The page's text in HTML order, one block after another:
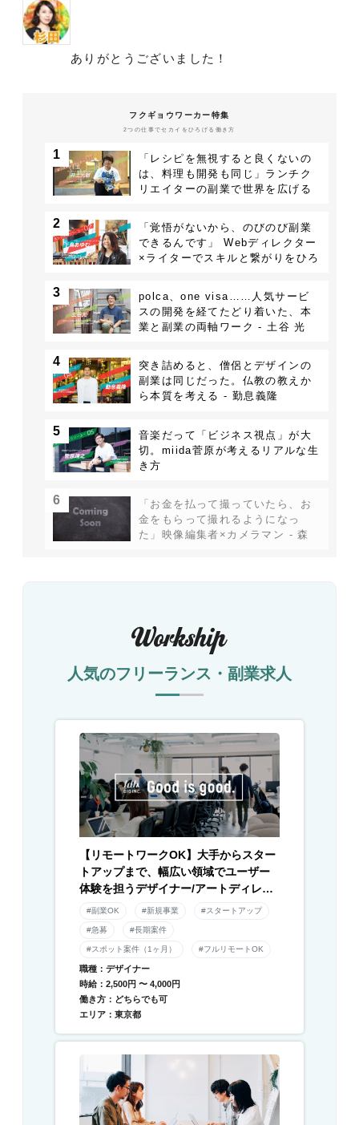
ありがとうございました！
フクギョウワーカー特集
2つの仕事でセカイをひろげる働き方
1
「レシピを無視すると良くないの
は、料理も開発も同じ」ランチク
リエイターの副業で世界を広げる
2
「覚悟がないから、のびのび副業
できるんです」 Webディレクター
×ライターでスキルと繋がりをひろ
3
polca、one visa……人気サービ
スの開発を経てたどり着いた、本
業と副業の両軸ワーク - 土谷 光
4
突き詰めると、僧侶とデザインの
副業は同じだった。仏教の教えか
ら本質を考える - 勤息義隆
5
音楽だって「ビジネス視点」が大
切。miida菅原が考えるリアルな生
き方
6
「お金を払って撮っていたら、お
金をもらって撮れるようになっ
た」映像編集者×カメラマン - 森
人気のフリーランス・副業求人
【リモートワークOK】大手からスター
トアップまで、幅広い領域でユーザー
体験を担うデザイナー/アートディレク
ター募集！
#副業OK #新規事業 #スタートアップ
#急募 #長期案件
#スポット案件（1ヶ月） #フルリモートOK
職種：デザイナー
時給：2,500円 〜 4,000円
働き方：どちらでも可
エリア：東京都